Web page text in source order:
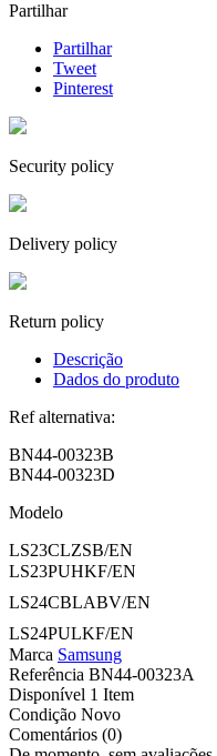
Partilhar
Partilhar
Tweet
Pinterest
Security policy
Delivery policy
Return policy
Descrição
Dados do produto
Ref alternativa:
BN44-00323B
BN44-00323D
Modelo
LS23CLZSB/EN
LS23PUHKF/EN
LS24CBLABV/EN
LS24PULKF/EN
Marca Samsung
Referência BN44-00323A
Disponível 1 Item
Condição Novo
Comentários (0)